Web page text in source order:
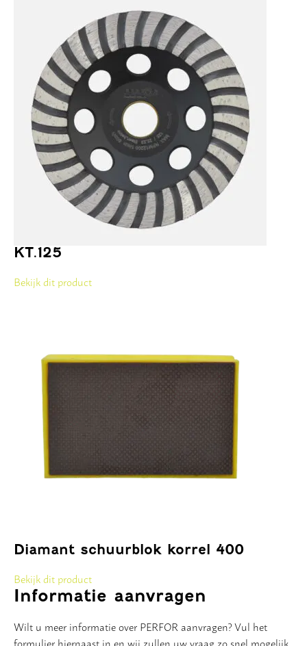
KT.125
Bekijk dit product
Diamant schuurblok korrel 400
Bekijk dit product
Informatie aanvragen
Wilt u meer informatie over PERFOR aanvragen? Vul het